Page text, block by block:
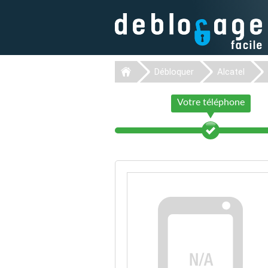
Débloquer Alcatel
Votre téléphone